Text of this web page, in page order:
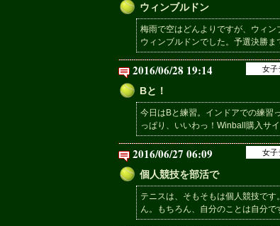
ウィンブルドン
梅雨で空はどんよりですが、ウィ
ウィンブルドンでした。予選決勝ま
2016/06/28 19:14 女子
Bと！
今日はBと練習。インドアでの練習
っぱり、いいわっ！Winball購入サ
2016/06/27 06:09 女子
個人競技を部活で
テニスは、そもそもは個人競技で
ん。もちろん、自分のことは自分